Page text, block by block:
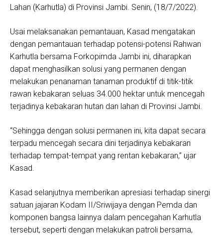
Lahan (Karhutla) di Provinsi Jambi. Senin, (18/7/2022).
Usai melaksanakan pemantauan, Kasad mengatakan
dengan pemantauan terhadap potensi-potensi Rahwan
Karhutla bersama Forkopimda Jambi ini, diharapkan
dapat menghasilkan solusi yang permanen dengan
melakukan penanaman tanaman produktif di titik-titik
rawan kebakaran seluas 34.000 hektar untuk mencegah
terjadinya kebakaran hutan dan lahan di Provinsi Jambi.
“Sehingga dengan solusi permanen ini, kita dapat secara
terpadu mencegah secara dini terjadinya kebakaran
terhadap tempat-tempat yang rentan kebakaran,” ujar
Kasad.
Kasad selanjutnya memberikan apresiasi terhadap sinergi
satuan jajaran Kodam II/Sriwijaya dengan Pemda dan
komponen bangsa lainnya dalam pencegahan Karhutla
tersebut, seperti dengan melakukan patroli bersama,